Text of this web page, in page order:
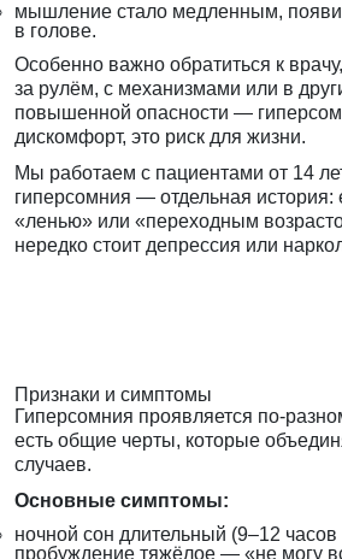
мышление стало медленным,
в голове.
Особенно важно обратиться к
за рулём, с механизмами или в
повышенной опасности —
дискомфорт, это риск для жизни.
Мы работаем с пациентами от 14
гиперсомния — отдельная история:
«ленью» или «переходным
нередко стоит депрессия или
Признаки и симптомы
Гиперсомния проявляется по-
есть общие черты, которые
случаев.
Основные симптомы:
ночной сон длительный (9–12
пробуждение тяжёлое — «не могу